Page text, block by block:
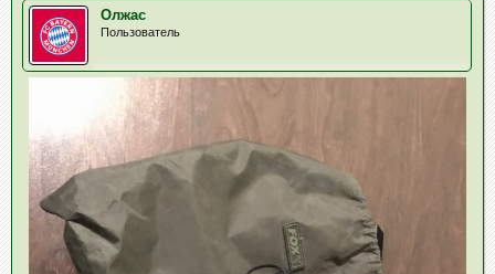
Олжас
Пользователь